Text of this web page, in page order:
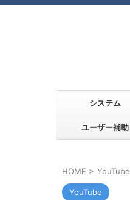
システム
ユーザー補助
HOME > YouTube
YouTube